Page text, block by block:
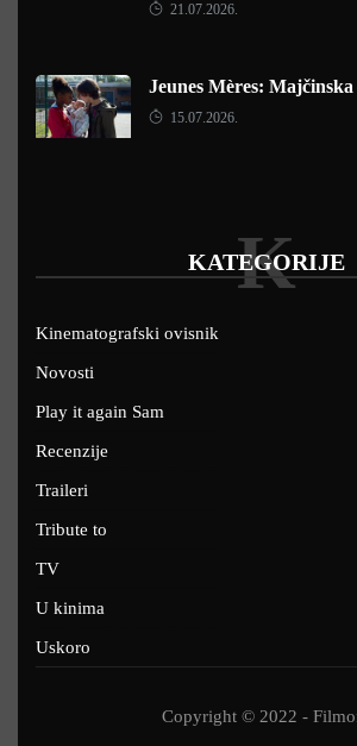
21.07.2026.
Jeunes Mères:
15.07.2026.
KATEGORIJE
K
Kinematografski ovisnik
Novosti
Play it again Sam
Recenzije
Traileri
Tribute to
TV
U kinima
Uskoro
Copyright © 2022 -